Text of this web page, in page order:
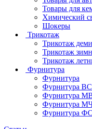
Товары для
Химический
Шокеры
Трикотаж
Трикотаж
Трикотаж
Трикотаж
Фурнитура
Фурнитура
Фурнитура
Фурнитура
Фурнитура
Фурнитура